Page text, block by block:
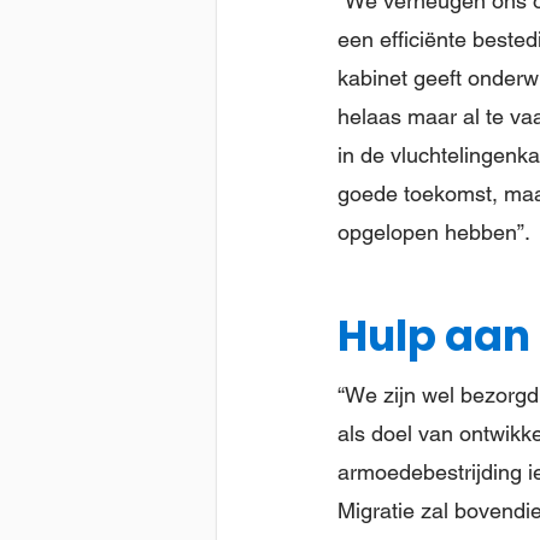
een efficiënte
kabinet geeft
helaas maar al te
in de
goede toekomst,
opgelopen hebben”.
Hulp
“We zijn wel
als doel van
armoedebestrijding
Migratie zal